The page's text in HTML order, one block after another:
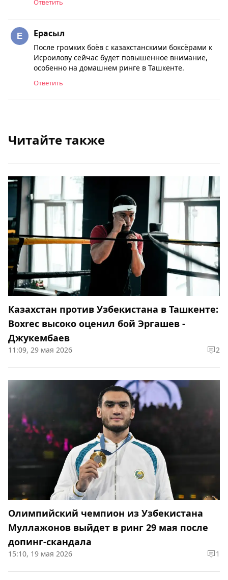
Ответить
Ерасыл
После громких боёв с казахстанскими боксёрами к
Исроилову сейчас будет повышенное внимание,
особенно на домашнем ринге в Ташкенте.
Ответить
Читайте также
Казахстан против Узбекистана в Ташкенте:
Boxrec высоко оценил бой Эргашев -
Джукембаев
11:09, 29 мая 2026 2
Олимпийский чемпион из Узбекистана
Муллажонов выйдет в ринг 29 мая после
допинг-скандала
15:10, 19 мая 2026 1